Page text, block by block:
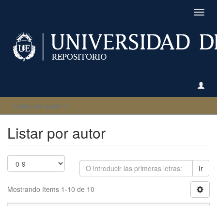
Listar por autor
Listar por autor
Ir
Mostrando ítems 1-10 de 10